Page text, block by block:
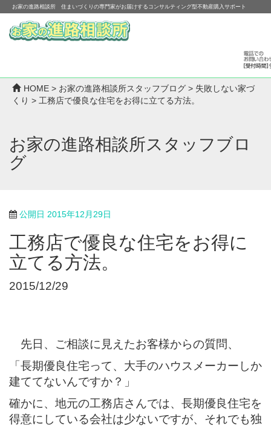
お家の進路相談所 住まいづくりの専門家がお届けするコンサルティング型不動産購入サポート
HOME > お家の進路相談所スタッフブログ > 失敗しない家づ
くり > 工務店で優良な住宅をお得に立てる方法。
お家の進路相談所スタッフブロ
グ
公開日 2015年12月29日
工務店で優良な住宅をお得に
立てる方法。
2015/12/29
先日、ご相談に見えたお客様からの質問、
「長期優良住宅って、大手のハウスメーカーしか
建ててないんですか？」
確かに、地元の工務店さんでは、長期優良住宅を
得意にしている会社は少ないですが、それでも独